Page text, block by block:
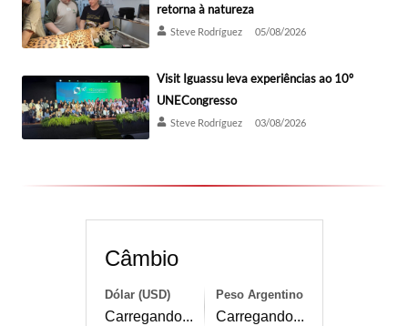
retorna à natureza
Steve Rodríguez 05/08/2026
Visit Iguassu leva experiências ao 10º
UNECongresso
Steve Rodríguez 03/08/2026
Câmbio
Dólar (USD)
Carregando...
Peso Argentino
Carregando...